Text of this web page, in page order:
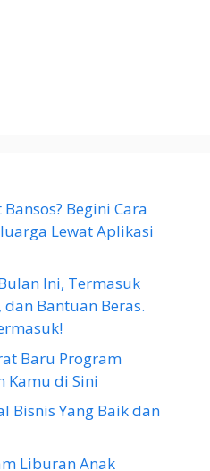
Begini Cara
Lewat Aplikasi
Ini, Termasuk
dan Bantuan Beras.
Baru Program
Kamu di Sini
Bisnis Yang Baik dan
Liburan Anak